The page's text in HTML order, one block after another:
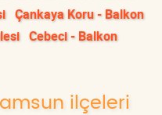
Çankaya Koru - Balkon
Cebeci - Balkon
ilçeleri